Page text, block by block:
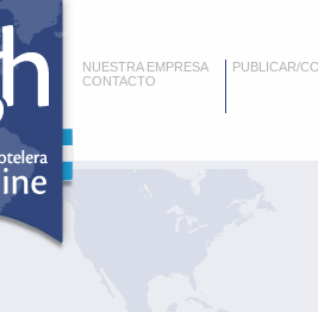
NUESTRA EMPRESA
CONTACTO
PUBLICAR/